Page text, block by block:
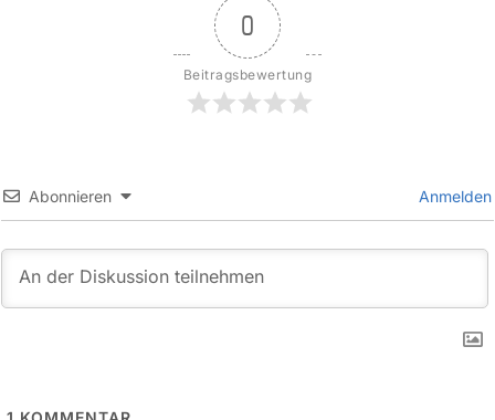
0
Beitragsbewertung